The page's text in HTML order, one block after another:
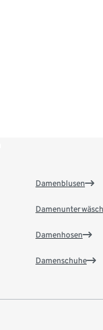
Damenblusen
Damenhosen
Damenschuhe